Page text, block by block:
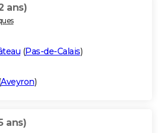
ans)
(Pas-de-Calais)
Aveyron)
ans)